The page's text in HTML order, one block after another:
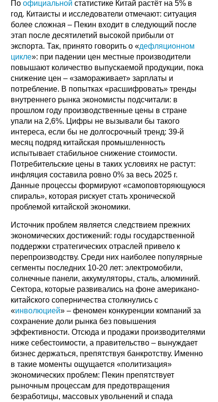
Поофициальной статистике Китай растёт на 5% в
год. Китаисты и исследователи отмечают: ситуация
более сложная – Пекин входит в следующий после
этап после десятилетий высокой прибыли от
экспорта. Так, принято говорить о «дефляционном
цикле»: при падении цен местные производители
повышают количество выпускаемой продукции, пока
снижение цен – «замораживает» зарплаты и
потребление. В попытках «расшифровать» тренды
внутреннего рынка экономисты подсчитали: в
прошлом году производственные цены в стране
упали на 2,6%. Цифры не вызывали бы такого
интереса, если бы не долгосрочный тренд: 39-й
месяц подряд китайская промышленность
испытывает стабильное снижение стоимости.
Потребительские цены в таких условиях не растут:
инфляция составила ровно 0% за весь 2025 г.
Данные процессы формируют «самоповторяющуюся
спираль», которая рискует стать хронической
проблемой китайской экономики.
Источник проблем является следствием прежних
экономических достижений: годы государственной
поддержки стратегических отраслей привело к
перепроизводству. Среди них наиболее популярные
сегменты последних 10-20 лет: электромобили,
солнечные панели, аккумуляторы, сталь, алюминий.
Сектора, которые развивались на фоне американо-
китайского соперничества столкнулись с
«инволюцией» – феномен конкуренции компаний за
сохранение доли рынка без повышения
эффективности. Отсюда и продажи производителями
ниже себестоимости, а правительство – вынуждает
бизнес держаться, препятствуя банкротству. Именно
в такие моменты ощущается «политизация»
экономических проблем: Пекин препятствует
рыночным процессам для предотвращения
безработицы, массовых увольнений и спада